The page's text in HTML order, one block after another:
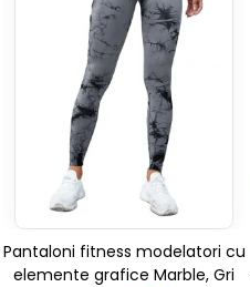
Pantaloni fitness modelatori cu
elemente grafice Marble, Gri